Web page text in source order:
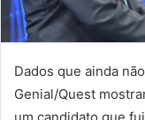
Dados que ainda
Genial/Quest
um candidato que